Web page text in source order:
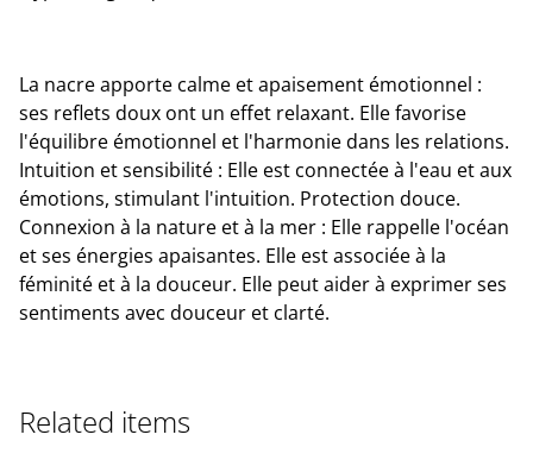
La nacre apporte calme et apaisement émotionnel :
ses reflets doux ont un effet relaxant. Elle favorise
l'équilibre émotionnel et l'harmonie dans les relations.
Intuition et sensibilité : Elle est connectée à l'eau et aux
émotions, stimulant l'intuition. Protection douce.
Connexion à la nature et à la mer : Elle rappelle l'océan
et ses énergies apaisantes. Elle est associée à la
féminité et à la douceur. Elle peut aider à exprimer ses
sentiments avec douceur et clarté.
Related items